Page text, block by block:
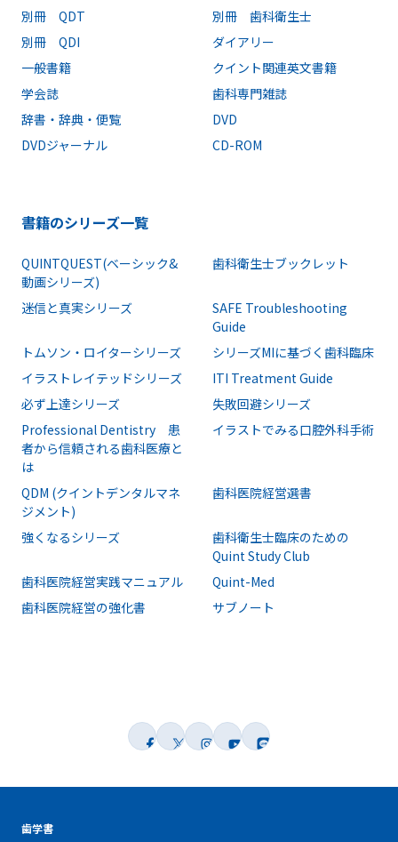
別冊 QDT
別冊 歯科衛生士
別冊 QDI
ダイアリー
一般書籍
クイント関連英文書籍
学会誌
歯科専門雑誌
辞書・辞典・便覧
DVD
DVDジャーナル
CD-ROM
書籍のシリーズ一覧
QUINTQUEST(ベーシック&
動画シリーズ)
歯科衛生士ブックレット
迷信と真実シリーズ
SAFE Troubleshooting
Guide
トムソン・ロイターシリーズ
シリーズMIに基づく歯科臨床
イラストレイテッドシリーズ
ITI Treatment Guide
必ず上達シリーズ
失敗回避シリーズ
Professional Dentistry 患
者から信頼される歯科医療と
は
イラストでみる口腔外科手術
QDM (クイントデンタルマネ
ジメント)
歯科医院経営選書
強くなるシリーズ
歯科衛生士臨床のための
Quint Study Club
歯科医院経営実践マニュアル
Quint-Med
歯科医院経営の強化書
サブノート
歯学書